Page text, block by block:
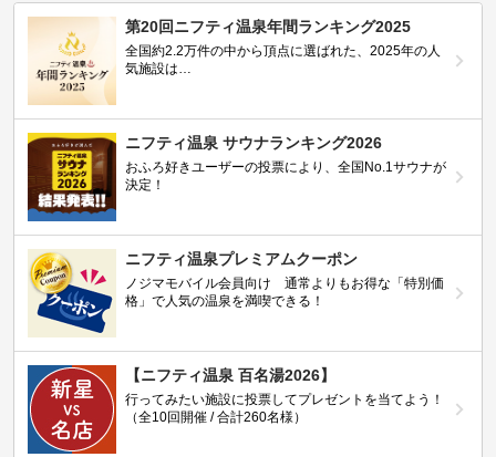
第20回ニフティ温泉年間ランキング2025
全国約2.2万件の中から頂点に選ばれた、2025年の人
気施設は…
ニフティ温泉 サウナランキング2026
おふろ好きユーザーの投票により、全国No.1サウナが
決定！
ニフティ温泉プレミアムクーポン
ノジマモバイル会員向け 通常よりもお得な「特別価
格」で人気の温泉を満喫できる！
【ニフティ温泉 百名湯2026】
行ってみたい施設に投票してプレゼントを当てよう！
（全10回開催 / 合計260名様）